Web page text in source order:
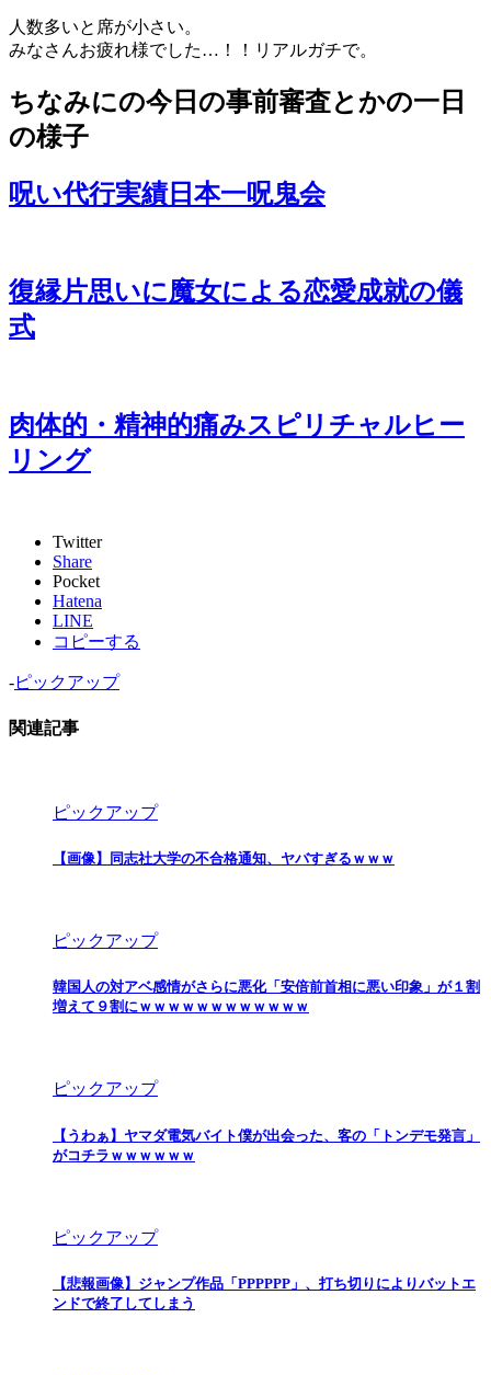
人数多いと席が小さい。
みなさんお疲れ様でした…！！リアルガチで。
ちなみにの今日の事前審査とかの一日
の様子
呪い代行実績日本一呪鬼会
復縁片思いに魔女による恋愛成就の儀
式
肉体的・精神的痛みスピリチャルヒー
リング
Twitter
Share
Pocket
Hatena
LINE
コピーする
-ピックアップ
関連記事
ピックアップ
【画像】同志社大学の不合格通知、ヤバすぎるｗｗｗ
ピックアップ
韓国人の対アベ感情がさらに悪化「安倍前首相に悪い印象」が１割
増えて９割にｗｗｗｗｗｗｗｗｗｗｗｗ
ピックアップ
【うわぁ】ヤマダ電気バイト僕が出会った、客の「トンデモ発言」
がコチラｗｗｗｗｗｗ
ピックアップ
【悲報画像】ジャンプ作品「PPPPPP」、打ち切りによりバットエ
ンドで終了してしまう